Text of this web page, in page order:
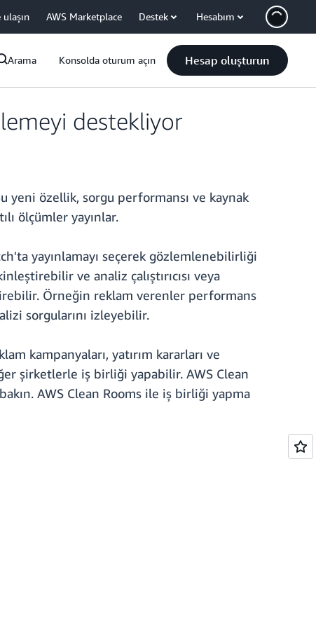
ulaşın AWS Marketplace Destek Hesabım
Arama Konsolda oturum açın Hesap oluşturun
destekliyor
yeni özellik, sorgu performansı ve kaynak
ölçümler yayınlar.
yayınlamayı seçerek gözlemlenebilirliği
ve analiz çalıştırıcısı veya
Örneğin reklam verenler performans
sorgularını izleyebilir.
kampanyaları, yatırım kararları ve
şirketlerle iş birliği yapabilir. AWS Clean
AWS Clean Rooms ile iş birliği yapma